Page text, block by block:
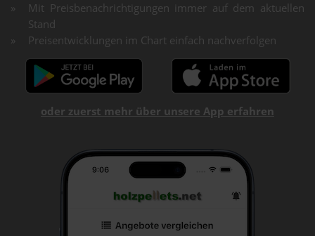
Mit Preisbenachrichtigungen immer auf dem aktuellen
Stand
Preisentwicklungen im Chart einfach nachverfolgen
oder zuerst mehr über unsere App erfahren